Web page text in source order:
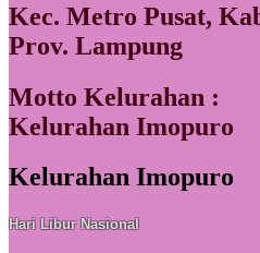
Kec. Metro Pusat,
Prov. Lampung
Motto Kelurahan :
Kelurahan Imopuro
Kelurahan Imopuro
Hari Libur Nasional